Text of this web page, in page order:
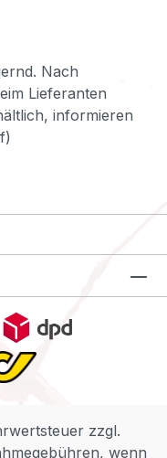
Nach
Lieferanten
informieren
zzgl.
wenn